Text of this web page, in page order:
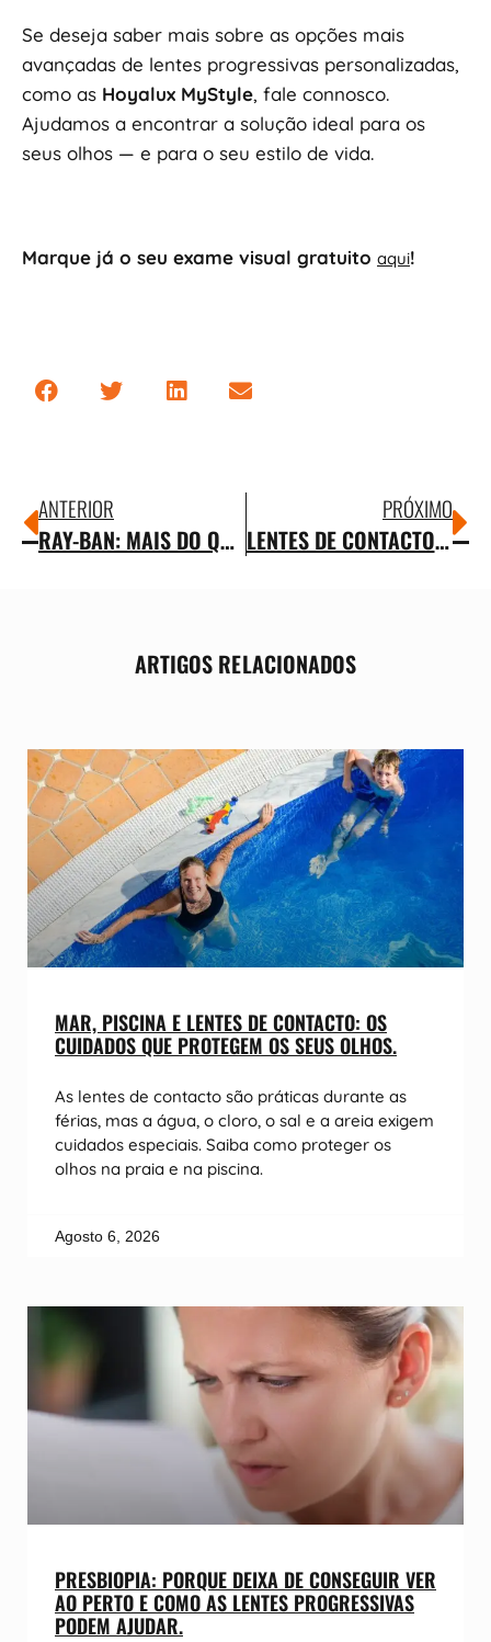
Se deseja saber mais sobre as opções mais
avançadas de lentes progressivas personalizadas,
como as Hoyalux MyStyle, fale connosco.
Ajudamos a encontrar a solução ideal para os
seus olhos — e para o seu estilo de vida.
Marque já o seu exame visual gratuito aqui!
ANTERIOR
RAY-BAN: MAIS DO QUE ESTILO, UMA VISÃO COM IDENTIDADE
PRÓXIMO
LENTES DE CONTACTO: TECNOLOGIA AO SERVIÇO DA SUA VISÃO
ARTIGOS RELACIONADOS
MAR, PISCINA E LENTES DE CONTACTO: OS
CUIDADOS QUE PROTEGEM OS SEUS OLHOS.
As lentes de contacto são práticas durante as
férias, mas a água, o cloro, o sal e a areia exigem
cuidados especiais. Saiba como proteger os
olhos na praia e na piscina.
Agosto 6, 2026
PRESBIOPIA: PORQUE DEIXA DE CONSEGUIR VER
AO PERTO E COMO AS LENTES PROGRESSIVAS
PODEM AJUDAR.